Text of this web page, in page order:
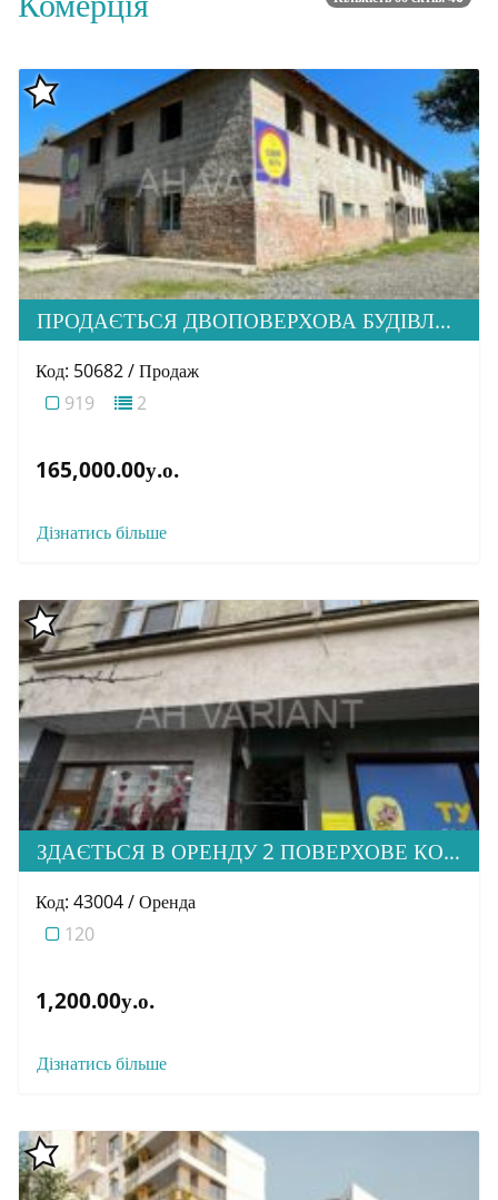
ПРОДАЄТЬСЯ ДВОПОВЕРХОВА БУДІВЛЯ В М. ПЕРЕЧИН
Код: 50682 / Продаж
919
2
165,000.00у.о.
Дізнатись більше
ЗДАЄТЬСЯ В ОРЕНДУ 2 ПОВЕРХОВЕ КОМЕРЦІЙНЕ ПРИМІЩЕННЯ В ЦЕНТРІ МІСТА УЖГОРОД
Код: 43004 / Оренда
120
1,200.00у.о.
Дізнатись більше